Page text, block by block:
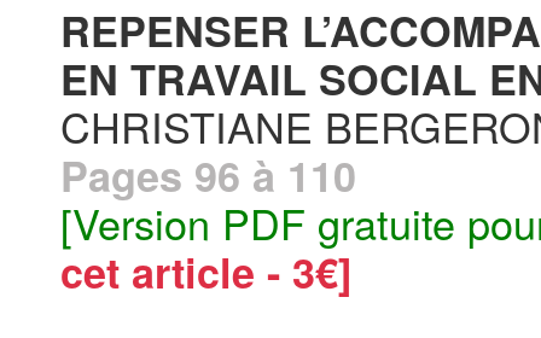
REPENSER
EN TRAVAIL SOCIAL
CHRISTIANE
Pages 96 à 110
[Version PDF gratuite
cet article - 3€]